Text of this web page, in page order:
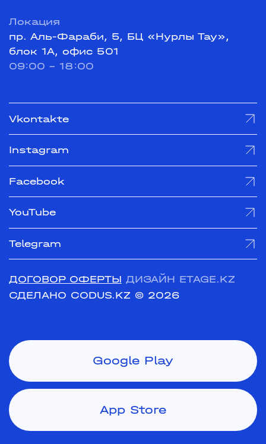
Локация
пр. Аль-Фараби, 5, БЦ «Нурлы Тау»,
блок 1А, офис 501
09:00 - 18:00
Vkontakte
Instagram
Facebook
YouTube
Telegram
ДОГОВОР ОФЕРТЫ ДИЗАЙН ETAGE.KZ
СДЕЛАНО CODUS.KZ © 2026
Google Play
App Store